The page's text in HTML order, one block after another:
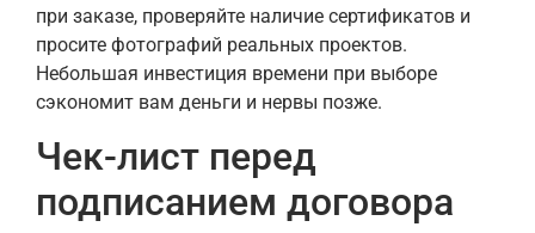
при заказе, проверяйте наличие сертификатов и
просите фотографий реальных проектов.
Небольшая инвестиция времени при выборе
сэкономит вам деньги и нервы позже.
Чек-лист перед
подписанием договора